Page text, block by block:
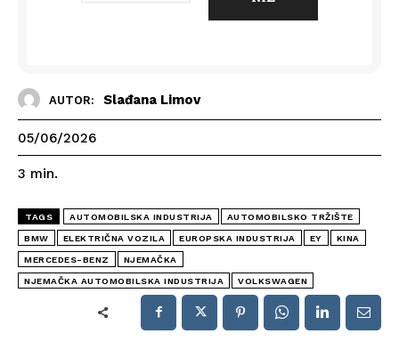
AUTOR: Slađana Limov
05/06/2026
3 min.
TAGS AUTOMOBILSKA INDUSTRIJA AUTOMOBILSKO TRŽIŠTE
BMW ELEKTRIČNA VOZILA EUROPSKA INDUSTRIJA EY KINA
MERCEDES-BENZ NJEMAČKA
NJEMAČKA AUTOMOBILSKA INDUSTRIJA VOLKSWAGEN